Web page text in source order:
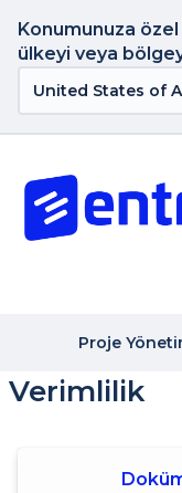
Konumunuza
ülkeyi veya
Proje
Verimlilik